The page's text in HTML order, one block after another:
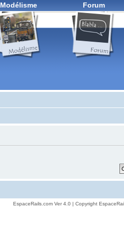
Modélisme Forum
EspaceRails.com Ver 4.0 | Copyright